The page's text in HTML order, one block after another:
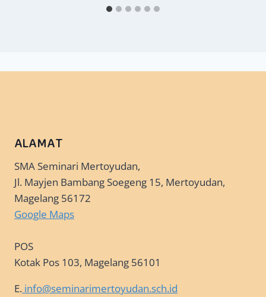
ALAMAT
SMA Seminari Mertoyudan,
Jl. Mayjen Bambang Soegeng 15, Mertoyudan,
Magelang 56172
Google Maps
POS
Kotak Pos 103, Magelang 56101
E. info@seminarimertoyudan.sch.id